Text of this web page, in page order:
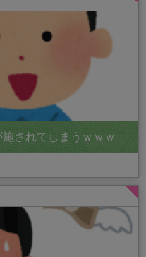
されてしまうｗｗｗ